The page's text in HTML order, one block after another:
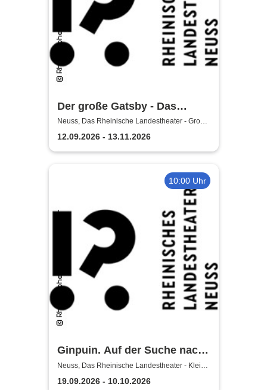
Der große Gatsby - Das
Rheinische Landestheater
Neuss
Neuss, Das Rheinische Landestheater - Große
Bühne
12.09.2026 - 13.11.2026
10:00 Uhr
Ginpuin. Auf der Suche nach
dem großen Glück - Das
Rheinische Landestheater
Neuss, Das Rheinische Landestheater - Kleine
Bühne
19.09.2026 - 10.10.2026